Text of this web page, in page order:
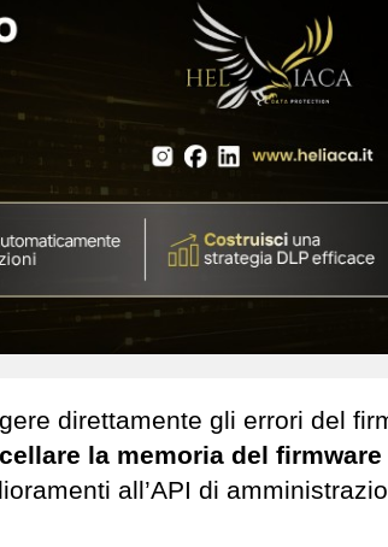
direttamente gli errori del
la memoria del firmware
all’API di